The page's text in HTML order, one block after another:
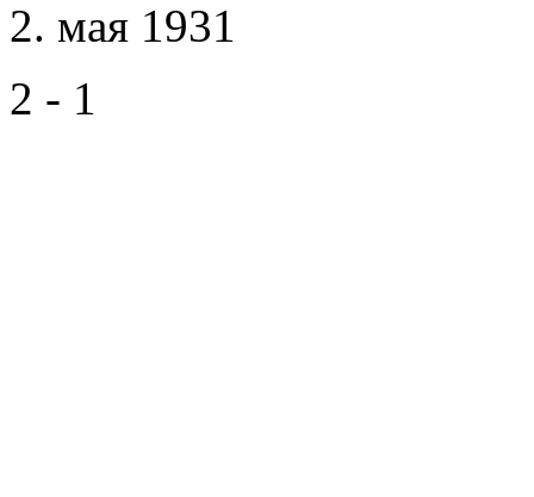
2. мая 1931
2 - 1